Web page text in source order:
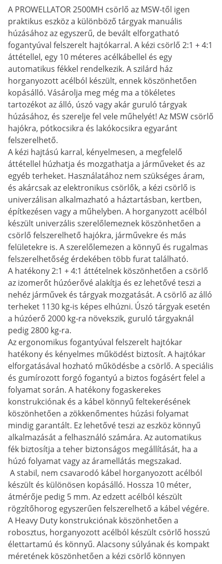
A PROWELLATOR 2500MH csörlő az MSW-től igen
praktikus eszköz a különböző tárgyak manuális
húzásához az egyszerű, de bevált elforgatható
fogantyúval felszerelt hajtókarral. A kézi csörlő 2:1 + 4:1
áttétellel, egy 10 méteres acélkábellel és egy
automatikus fékkel rendelkezik. A szilárd ház
horganyozott acélból készült, ennek köszönhetően
kopásálló. Vásárolja meg még ma a tökéletes
tartozékot az álló, úszó vagy akár guruló tárgyak
húzásához, és szerelje fel vele műhelyét! Az MSW csörlő
hajókra, pótkocsikra és lakókocsikra egyaránt
felszerelhető.
A kézi hajtású karral, kényelmesen, a megfelelő
áttétellel húzhatja és mozgathatja a járműveket és az
egyéb terheket. Használatához nem szükséges áram,
és akárcsak az elektronikus csörlők, a kézi csörlő is
univerzálisan alkalmazható a háztartásban, kertben,
építkezésen vagy a műhelyben. A horganyzott acélból
készült univerzális szerelőlemeznek köszönhetően a
csörlő felszerelhető hajókra, járművekre és más
felületekre is. A szerelőlemezen a könnyű és rugalmas
felszerelhetőség érdekében több furat található.
A hatékony 2:1 + 4:1 áttételnek köszönhetően a csörlő
az izomerőt húzóerővé alakítja és ez lehetővé teszi a
nehéz járművek és tárgyak mozgatását. A csörlő az álló
terheket 1130 kg-is képes elhúzni. Úszó tárgyak esetén
a húzóerő 2000 kg-ra növekszik, guruló tárgyaknál
pedig 2800 kg-ra.
Az ergonomikus fogantyúval felszerelt hajtókar
hatékony és kényelmes működést biztosít. A hajtókar
elforgatásával hozható működésbe a csörlő. A speciális
és gumírozott forgó fogantyú a biztos fogásért felel a
folyamat során. A hatékony fogaskerekes
konstrukciónak és a kábel könnyű feltekerésének
köszönhetően a zökkenőmentes húzási folyamat
mindig garantált. Ez lehetővé teszi az eszköz könnyű
alkalmazását a felhasználó számára. Az automatikus
fék biztosítja a teher biztonságos megállítását, ha a
húzó folyamat vagy az áramellátás megszakad.
A stabil, nem csavarodó kábel horganyozott acélból
készült és különösen kopásálló. Hossza 10 méter,
átmérője pedig 5 mm. Az edzett acélból készült
rögzítőhorog egyszerűen felszerelhető a kábel végére.
A Heavy Duty konstrukciónak köszönhetően a
robosztus, horganyozott acélból készült csörlő hosszú
élettartamú és könnyű. Alacsony súlyának és kompakt
méretének köszönhetően a kézi csörlő könnyen